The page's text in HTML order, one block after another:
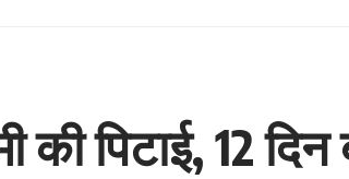
पिटाई, 12 दिन